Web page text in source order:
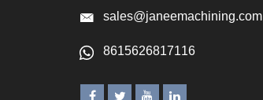
sales@janeemachining.com
8615626817116